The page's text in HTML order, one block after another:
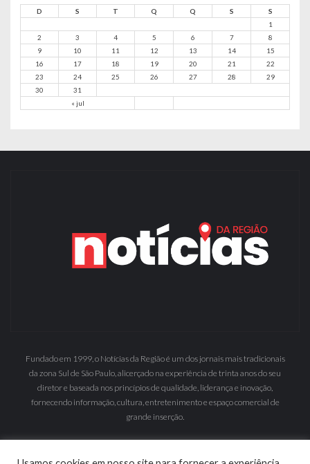
D S T Q Q S S
« jul
1
2
3 4 5 6 7
8
9
10 11 12 13 14
15
16
17 18 19 20 21
22
23
24 25 26 27 28
29
30
31
Fundado em 1999, o Notícias da Região é um dos jornais mais tradicionais
da zona Sul de São Paulo, alicerçado na experiência de trinta anos do seu
diretor e baseada nos princípios de qualidade, liderança e inovação,
fornecendo informação, cultura, entretenimento e espaço comercial de
grande inserção.